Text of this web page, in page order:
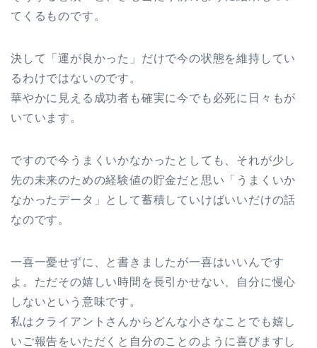
てくるものです。
決して「運が良かった」だけで今の状態を維持してい
るわけではないのです。
華やかに見える成功者も確実に今でも必死に日々もが
いています。
ですので今うまくいかなかったとしても、それが少し
先の未来のための経験値の貯金だと思い「うまくいか
なかったデータ」として蓄積していけばいいだけの話
なのです。
一喜一憂せずに、と書きましたが一喜はいいんです
よ。ただその嬉しい時間を長引かせない、自分に慢心
しないという意味です。
私はクライアントさんからどんな小さなことでも嬉し
いご報告をいただくと自分のことのように喜びますし